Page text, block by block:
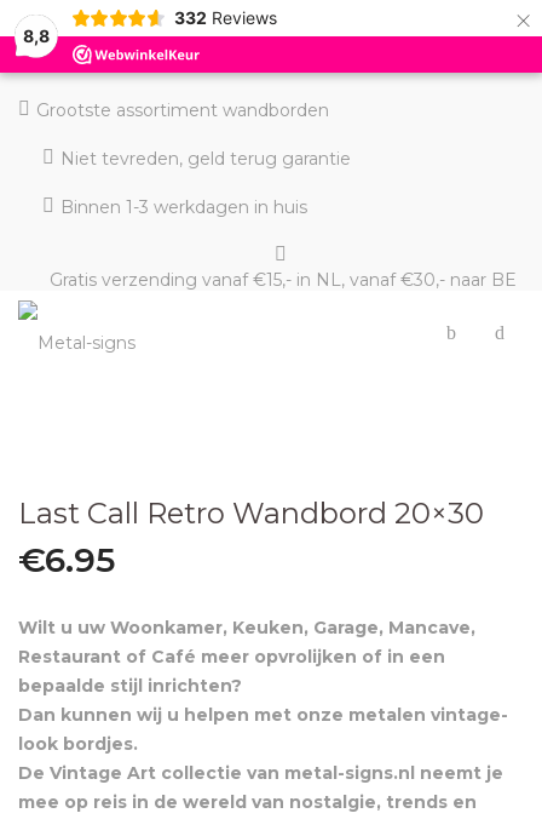
8,8
332 Reviews ×
Grootste assortiment wandborden
Niet tevreden, geld terug garantie
Binnen 1-3 werkdagen in huis
Gratis verzending vanaf €15,- in NL, vanaf €30,- naar BE
Last Call Retro Wandbord 20×30
€6.95
Wilt u uw Woonkamer, Keuken, Garage, Mancave,
Restaurant of Café meer opvrolijken of in een
bepaalde stijl inrichten?
Dan kunnen wij u helpen met onze metalen vintage-
look bordjes.
De Vintage Art collectie van metal-signs.nl neemt je
mee op reis in de wereld van nostalgie, trends en